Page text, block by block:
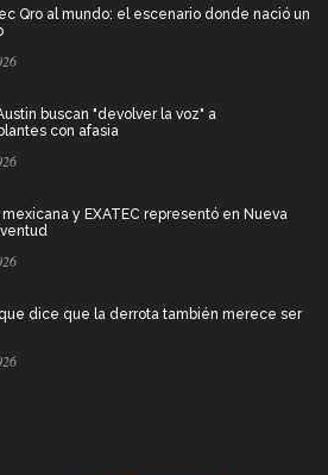
Qro al mundo: el escenario donde nació un
buscan "devolver la voz" a
con afasia
mexicana y EXATEC representó en Nueva
dice que la derrota también merece ser